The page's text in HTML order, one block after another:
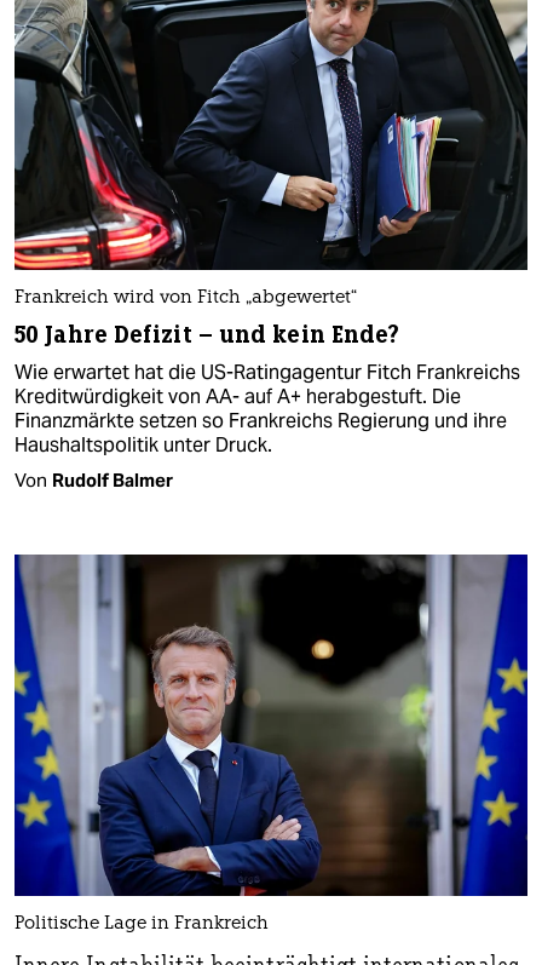
Frankreich wird von Fitch „abgewertet“
50 Jahre Defizit – und kein Ende?
Wie erwartet hat die US-Ratingagentur Fitch Frankreichs
Kreditwürdigkeit von AA- auf A+ herabgestuft. Die
Finanzmärkte setzen so Frankreichs Regierung und ihre
Haushaltspolitik unter Druck.
Von Rudolf Balmer
Politische Lage in Frankreich